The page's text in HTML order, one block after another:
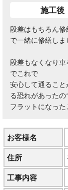
施工後
段差はもちろん
で一緒に修繕しま
段差もなくなり
でこれで
安心して通るこ
る恐れがあったの
フラットになった
お客様名
住所
工事内容